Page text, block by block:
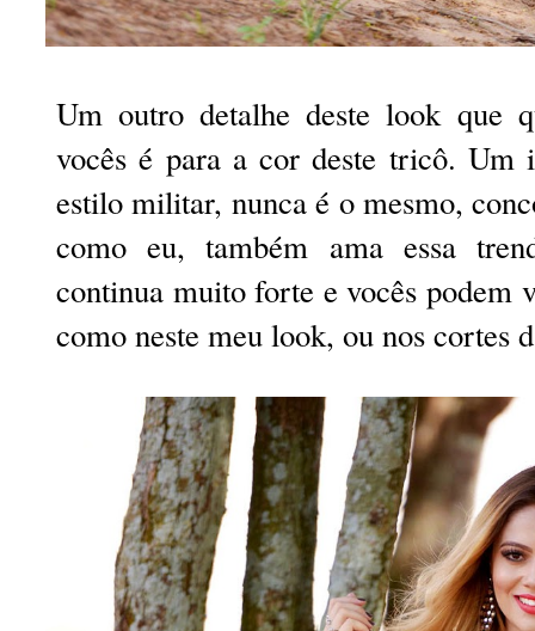
Um outro detalhe deste look que
vocês é para a cor deste tricô. Um
estilo militar, nunca é o mesmo,
como eu, também ama essa
continua muito forte e vocês podem
como neste meu look, ou nos cortes